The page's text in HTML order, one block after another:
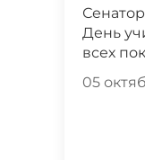
День
всех
05